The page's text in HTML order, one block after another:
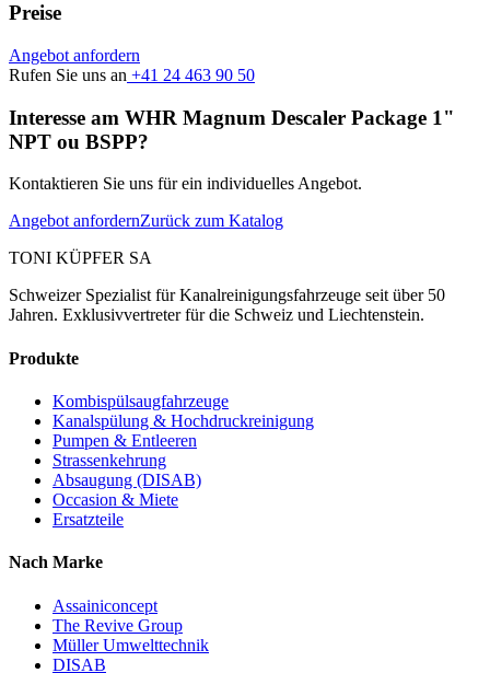
Preise
Angebot anfordern
Rufen Sie uns an +41 24 463 90 50
Interesse am WHR Magnum Descaler Package 1"
NPT ou BSPP?
Kontaktieren Sie uns für ein individuelles Angebot.
Angebot anfordernZurück zum Katalog
TONI KÜPFER SA
Schweizer Spezialist für Kanalreinigungsfahrzeuge seit über 50
Jahren. Exklusivvertreter für die Schweiz und Liechtenstein.
Produkte
Kombispülsaugfahrzeuge
Kanalspülung & Hochdruckreinigung
Pumpen & Entleeren
Strassenkehrung
Absaugung (DISAB)
Occasion & Miete
Ersatzteile
Nach Marke
Assainiconcept
The Revive Group
Müller Umwelttechnik
DISAB